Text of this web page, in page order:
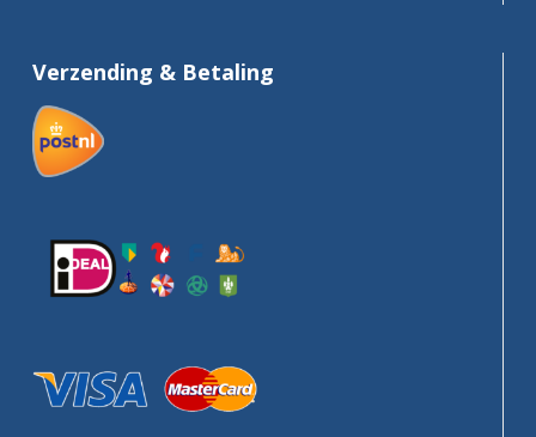
Verzending & Betaling